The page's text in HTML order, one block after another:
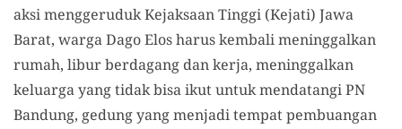
aksi menggeruduk Kejaksaan Tinggi (Kejati) Jawa
Barat, warga Dago Elos harus kembali meninggalkan
rumah, libur berdagang dan kerja, meninggalkan
keluarga yang tidak bisa ikut untuk mendatangi PN
Bandung, gedung yang menjadi tempat pembuangan